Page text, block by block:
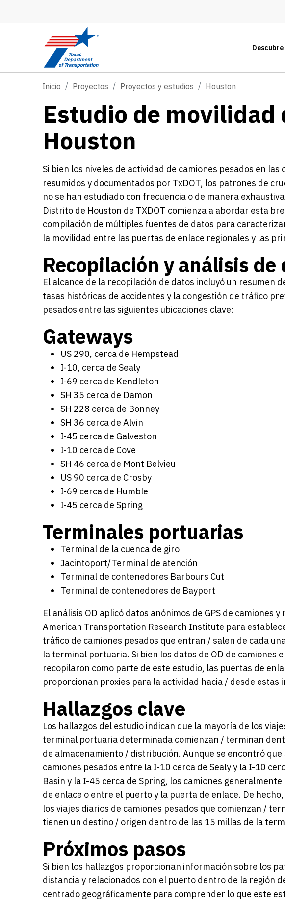
Descubre
Inicio Proyectos Proyectos y estudios Houston
Estudio de
Houston
Si bien los niveles de actividad de camiones pesados en
resumidos y documentados por TxDOT, los patrones de
no se han estudiado con frecuencia o de manera
Distrito de Houston de TXDOT comienza a abordar esta
compilación de múltiples fuentes de datos para
la movilidad entre las puertas de enlace regionales y las
Recopilación y análisis de
El alcance de la recopilación de datos incluyó un resumen
tasas históricas de accidentes y la congestión de tráfico
pesados entre las siguientes ubicaciones clave:
Gateways
US 290, cerca de Hempstead
I-10, cerca de Sealy
I-69 cerca de Kendleton
SH 35 cerca de Damon
SH 228 cerca de Bonney
SH 36 cerca de Alvin
I-45 cerca de Galveston
I-10 cerca de Cove
SH 46 cerca de Mont Belvieu
US 90 cerca de Crosby
I-69 cerca de Humble
I-45 cerca de Spring
Terminales portuarias
Terminal de la cuenca de giro
Jacintoport/Terminal de atención
Terminal de contenedores Barbours Cut
Terminal de contenedores de Bayport
El análisis OD aplicó datos anónimos de GPS de camiones
American Transportation Research Institute para
tráfico de camiones pesados que entran / salen de cada
la terminal portuaria. Si bien los datos de OD de camiones
recopilaron como parte de este estudio, las puertas de
proporcionan proxies para la actividad hacia / desde estas
Hallazgos clave
Los hallazgos del estudio indican que la mayoría de los
terminal portuaria determinada comienzan / terminan
de almacenamiento / distribución. Aunque se encontró
camiones pesados entre la I-10 cerca de Sealy y la I-10
Basin y la I-45 cerca de Spring, los camiones
de enlace o entre el puerto y la puerta de enlace. De
los viajes diarios de camiones pesados que comienzan /
tienen un destino / origen dentro de las 15 millas de la
Próximos pasos
Si bien los hallazgos proporcionan información sobre los
distancia y relacionados con el puerto dentro de la región
centrado geográficamente para comprender lo que este